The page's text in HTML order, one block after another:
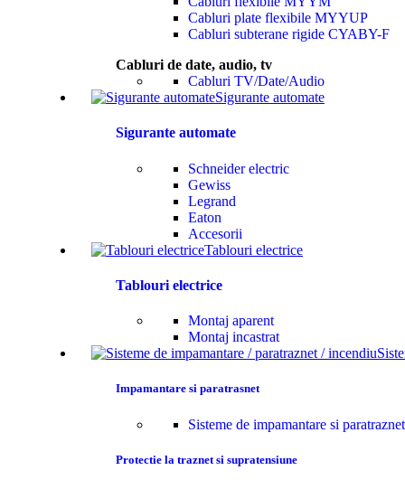
Cabluri plate flexibile MYYUP
Cabluri subterane rigide CYABY-F
Cabluri de date, audio, tv
Cabluri TV/Date/Audio
Sigurante automate
Sigurante automate
Schneider electric
Gewiss
Legrand
Eaton
Accesorii
Tablouri electrice
Tablouri electrice
Montaj aparent
Montaj incastrat
Impamantare si paratrasnet
Sisteme de impamantare si paratraznet
Protectie la traznet si supratensiune
Beneficii exclusive pentru abonați
💡 Completează corpul cu becuri compatibile
Acest corp utilizează1 × bec E27
💡 Completează corpul cu unul dintre aceste becuri
În stoc
Bec cu senzor E27 LED A60 1X6W
4000K Eglo 12257
1X6W
Adaugă în coș
Bec cu senzor E27 LED ST64
2200K Eglo 12258
Adaugă în coș